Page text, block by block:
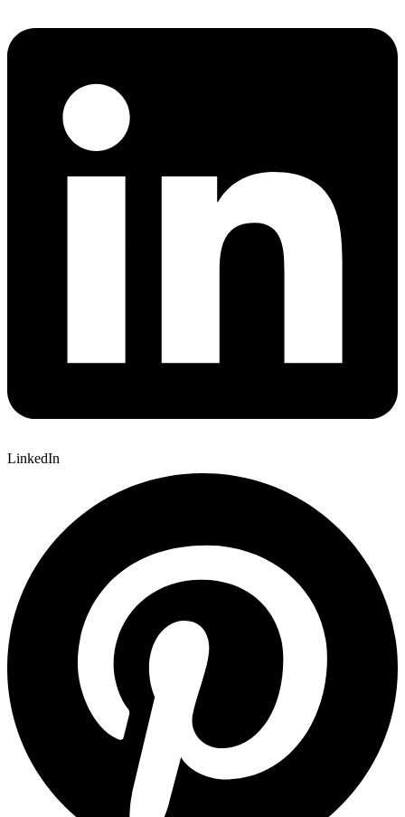
LinkedIn